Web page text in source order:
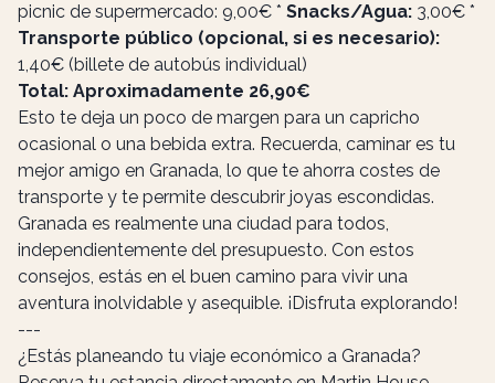
picnic de supermercado: 9,00€ * Snacks/Agua: 3,00€ *
Transporte público (opcional, si es necesario):
1,40€ (billete de autobús individual)
Total: Aproximadamente 26,90€
Esto te deja un poco de margen para un capricho
ocasional o una bebida extra. Recuerda, caminar es tu
mejor amigo en Granada, lo que te ahorra costes de
transporte y te permite descubrir joyas escondidas.
Granada es realmente una ciudad para todos,
independientemente del presupuesto. Con estos
consejos, estás en el buen camino para vivir una
aventura inolvidable y asequible. ¡Disfruta explorando!
---
¿Estás planeando tu viaje económico a Granada?